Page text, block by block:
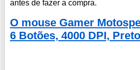
antes de fazer a compra.
O mouse Gamer
6 Botões, 4000 DPI, Preto